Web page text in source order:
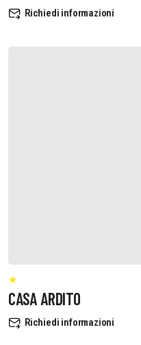
Richiedi informazioni
CASA ARDITO
Richiedi informazioni